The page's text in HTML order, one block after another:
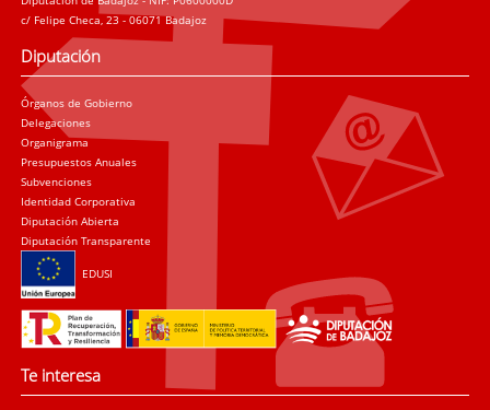
c/ Felipe Checa, 23 - 06071 Badajoz
Diputación
Órganos de Gobierno
Delegaciones
Organigrama
Presupuestos Anuales
Subvenciones
Identidad Corporativa
Diputación Abierta
Diputación Transparente
EDUSI
Te interesa